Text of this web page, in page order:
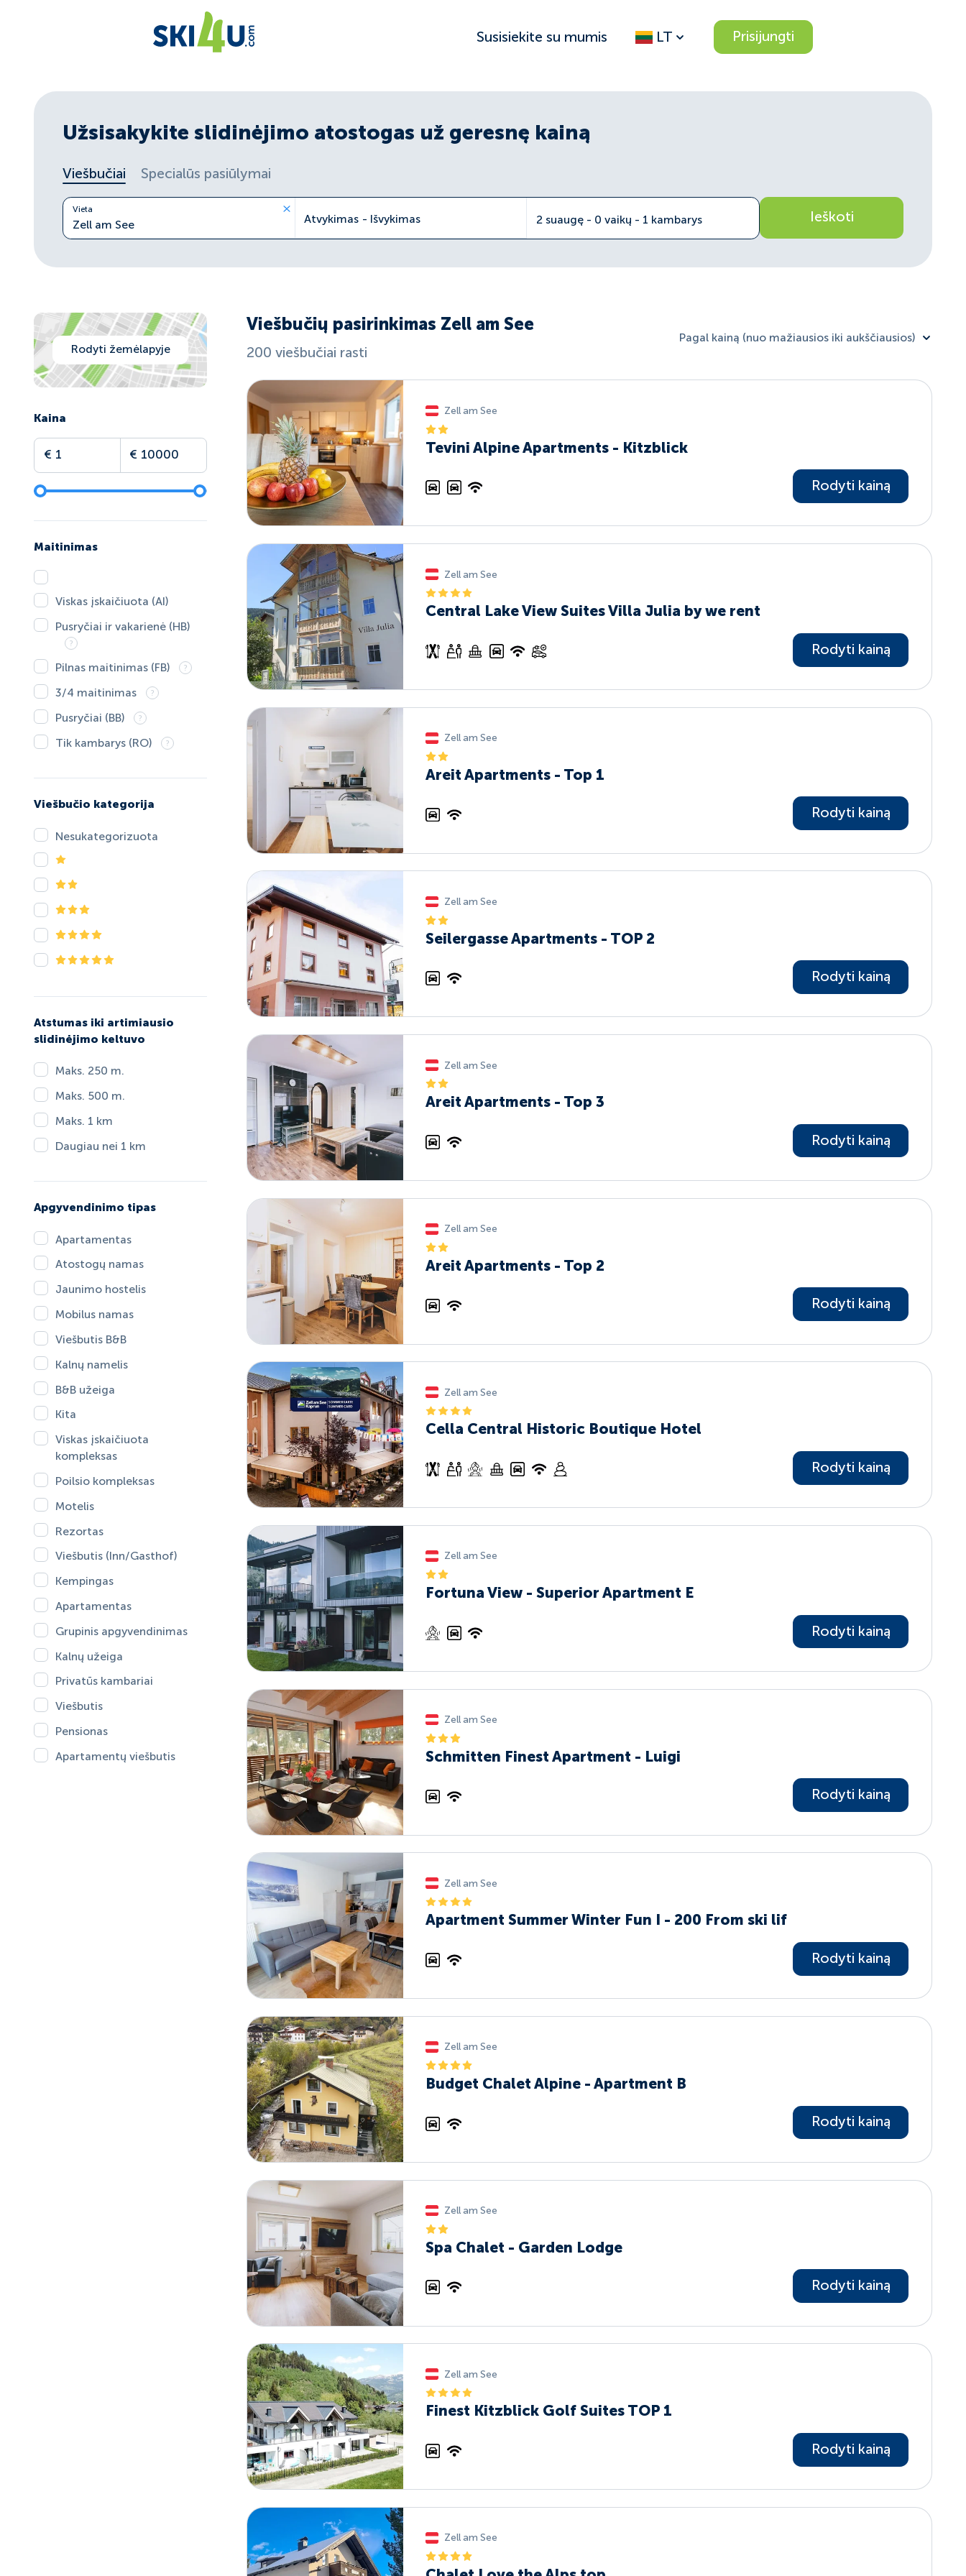
Susisiekite su mumis LT Prisijungti
Užsisakykite slidinėjimo atostogas už geresnę kainą
Viešbučiai Specialūs pasiūlymai
Vieta
Atvykimas - Išvykimas 2 suaugę - 0 vaikų - 1 kambarys Ieškoti
Rodyti žemėlapyje
Kaina
Maitinimas
Viskas įskaičiuota (AI)
Pusryčiai ir vakarienė (HB)
Pilnas maitinimas (FB)
3/4 maitinimas
Pusryčiai (BB)
Tik kambarys (RO)
Viešbučio kategorija
Nesukategorizuota
Atstumas iki artimiausio
slidinėjimo keltuvo
Maks. 250 m.
Maks. 500 m.
Maks. 1 km
Daugiau nei 1 km
Apgyvendinimo tipas
Apartamentas
Atostogų namas
Jaunimo hostelis
Mobilus namas
Viešbutis B&B
Kalnų namelis
B&B užeiga
Kita
Viskas įskaičiuota
kompleksas
Poilsio kompleksas
Motelis
Rezortas
Viešbutis (Inn/Gasthof)
Kempingas
Apartamentas
Grupinis apgyvendinimas
Kalnų užeiga
Privatūs kambariai
Viešbutis
Pensionas
Apartamentų viešbutis
Viešbučių pasirinkimas Zell am See
200 viešbučiai rasti
Pagal kainą (nuo mažiausios iki aukščiausios)
Zell am See
Tevini Alpine Apartments - Kitzblick
Rodyti kainą
Zell am See
Central Lake View Suites Villa Julia by we rent
Rodyti kainą
Zell am See
Areit Apartments - Top 1
Rodyti kainą
Zell am See
Seilergasse Apartments - TOP 2
Rodyti kainą
Zell am See
Areit Apartments - Top 3
Rodyti kainą
Zell am See
Areit Apartments - Top 2
Rodyti kainą
Zell am See
Cella Central Historic Boutique Hotel
Rodyti kainą
Zell am See
Fortuna View - Superior Apartment E
Rodyti kainą
Zell am See
Schmitten Finest Apartment - Luigi
Rodyti kainą
Zell am See
Apartment Summer Winter Fun I - 200 From ski lif
Rodyti kainą
Zell am See
Budget Chalet Alpine - Apartment B
Rodyti kainą
Zell am See
Spa Chalet - Garden Lodge
Rodyti kainą
Zell am See
Finest Kitzblick Golf Suites TOP 1
Rodyti kainą
Zell am See